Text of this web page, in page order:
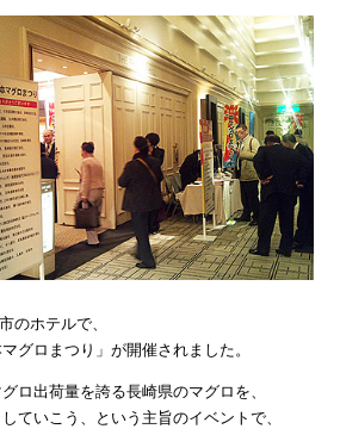
のホテルで、
グロまつり」が開催されました。
ロ出荷量を誇る長崎県のマグロを、
ていこう、という主旨のイベントで、